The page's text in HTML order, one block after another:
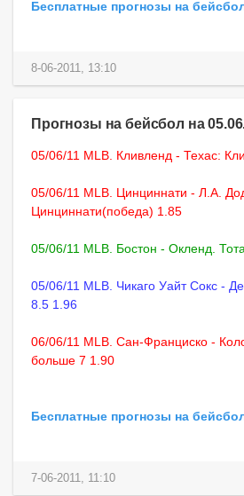
Бесплатные прогнозы на
8-06-2011, 13:10
Прогнозы на бейсбол на
05/06/11 MLB. Кливленд - Техас:
05/06/11 MLB. Цинциннати - Л.А.
Цинциннати(победа) 1.85
05/06/11 MLB. Бостон - Окленд.
05/06/11 MLB. Чикаго Уайт Сокс -
8.5 1.96
06/06/11 MLB. Сан-Франциско -
больше 7 1.90
Бесплатные прогнозы на
7-06-2011, 11:10